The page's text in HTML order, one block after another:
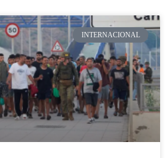
INTERNACIONAL